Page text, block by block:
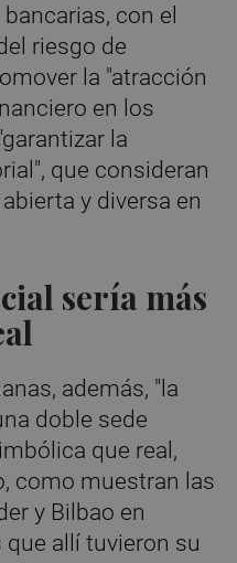
con el
riesgo de
la "atracción
en los
la
que consideran
y diversa en
sería más
además, "la
doble sede
que real,
como muestran las
y Bilbao en
allí tuvieron su